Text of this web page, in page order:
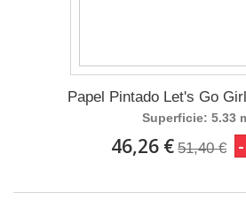
Papel Pintado Let's Go
Superficie: 5.33
46,26 € 51,40 €